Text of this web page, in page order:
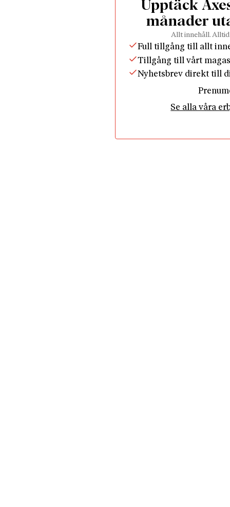
Upptäck
månader
Allt innehåll.
Full tillgång till allt
Tillgång till vårt
Nyhetsbrev direkt till
Se alla våra